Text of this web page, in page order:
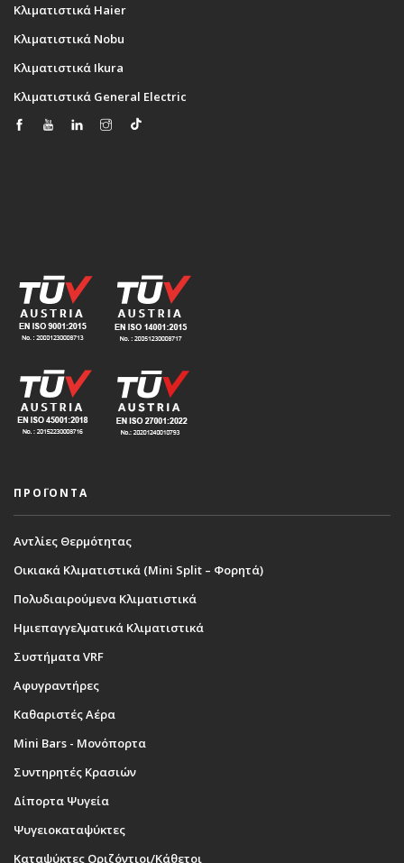
Κλιματιστικά Haier
Κλιματιστικά Nobu
Κλιματιστικά Ikura
Κλιματιστικά General Electric
ΠΡΟΪΟΝΤΑ
Αντλίες Θερμότητας
Οικιακά Κλιματιστικά (Mini Split – Φορητά)
Πολυδιαιρούμενα Κλιματιστικά
Ημιεπαγγελματικά Κλιματιστικά
Συστήματα VRF
Αφυγραντήρες
Καθαριστές Αέρα
Mini Bars - Μονόπορτα
Συντηρητές Κρασιών
Δίπορτα Ψυγεία
Ψυγειοκαταψύκτες
Καταψύκτες Οριζόντιοι/Κάθετοι